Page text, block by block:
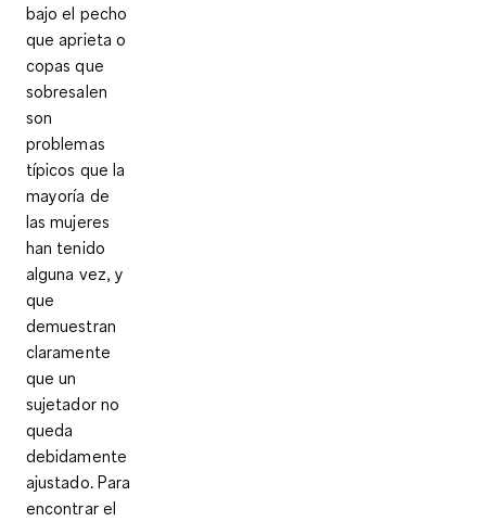
bajo el pecho
que aprieta o
copas que
sobresalen
son
problemas
típicos que la
mayoría de
las mujeres
han tenido
alguna vez, y
que
demuestran
claramente
que un
sujetador no
queda
debidamente
ajustado. Para
encontrar el